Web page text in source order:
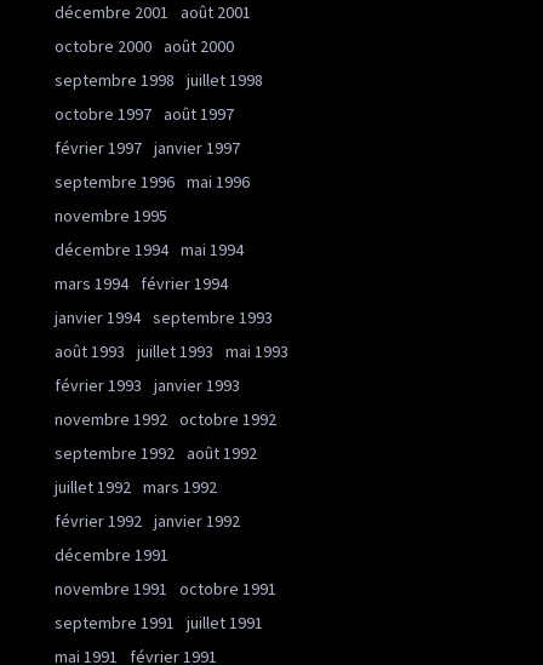
décembre 2001
août 2001
octobre 2000 août 2000
septembre 1998
juillet 1998
octobre 1997 août 1997
février 1997 janvier 1997
septembre 1996 mai 1996
novembre 1995
décembre 1994 mai 1994
mars 1994
février 1994
janvier 1994 septembre 1993
août 1993
juillet 1993
mai 1993
février 1993
janvier 1993
novembre 1992 octobre 1992
septembre 1992 août 1992
juillet 1992 mars 1992
février 1992 janvier 1992
décembre 1991
novembre 1991
octobre 1991
septembre 1991
juillet 1991
mai 1991
février 1991